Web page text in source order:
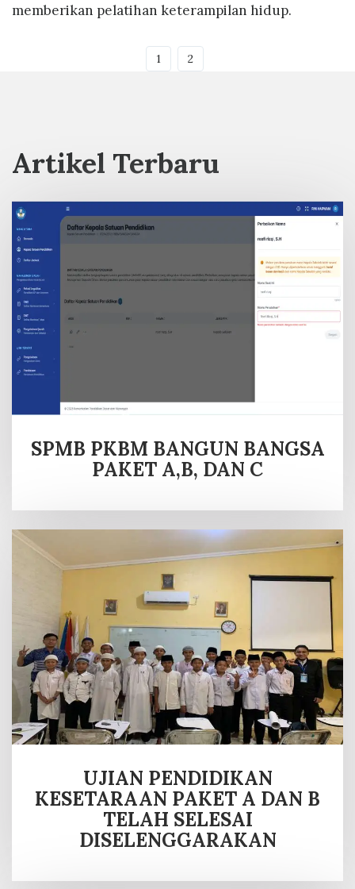
memberikan pelatihan keterampilan hidup.
1 2
Artikel Terbaru
SPMB PKBM BANGUN BANGSA
PAKET A,B, DAN C
UJIAN PENDIDIKAN
KESETARAAN PAKET A DAN B
TELAH SELESAI
DISELENGGARAKAN